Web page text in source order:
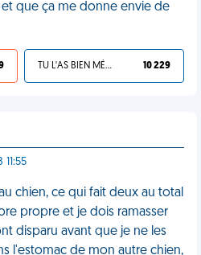
que ça me donne envie de
TU L'AS BIEN MÉRITÉ 10 229
chien, ce qui fait deux au total
propre et je dois ramasser
disparu avant que je ne les
l'estomac de mon autre chien,